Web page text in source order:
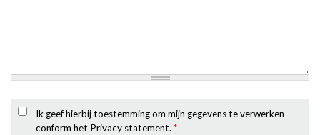
Ik geef hierbij toestemming om mijn gegevens te verwerken
conform het Privacy statement.*